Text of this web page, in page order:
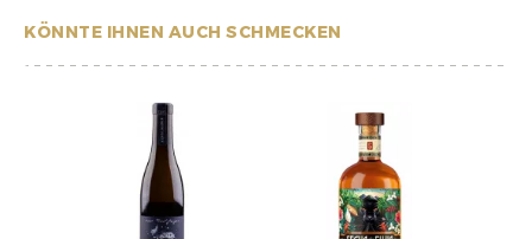
KÖNNTE IHNEN AUCH SCHMECKEN